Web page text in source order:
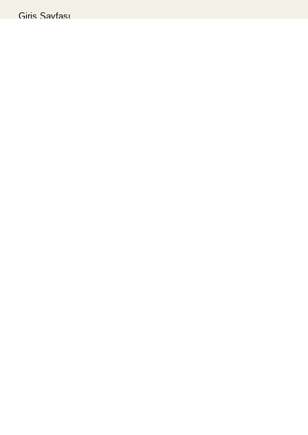
Giriş Sayfası